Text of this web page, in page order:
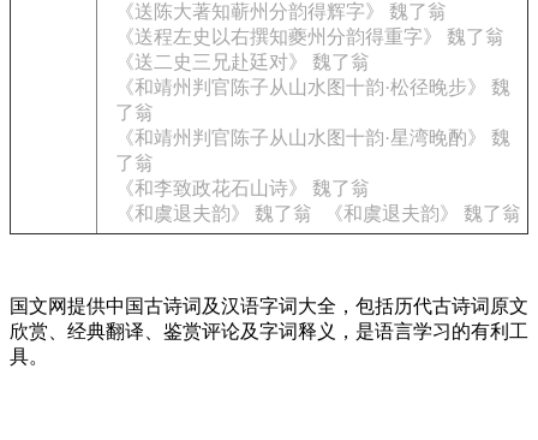
《送陈大著知蕲州分韵得辉字》 魏了翁
《送程左史以右撰知夔州分韵得重字》 魏了翁
《送二史三兄赴廷对》 魏了翁
《和靖州判官陈子从山水图十韵·松径晚步》 魏
了翁
《和靖州判官陈子从山水图十韵·星湾晚酌》 魏
了翁
《和李致政花石山诗》 魏了翁
《和虞退夫韵》 魏了翁
《和虞退夫韵》 魏了翁
国文网提供中国古诗词及汉语字词大全，包括历代古诗词原文
欣赏、经典翻译、鉴赏评论及字词释义，是语言学习的有利工
具。